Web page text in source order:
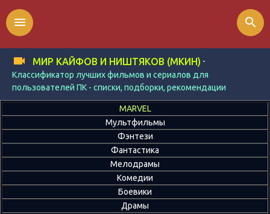
МИР КАЙФОВ И НИШТЯКОВ (МКИН) -
Классификатор лучших фильмов и сериалов для
пользователей ПК - списки, подборки, рекомендации
menu search
MARVEL
Мультфильмы
Фэнтези
Фантастика
Мелодрамы
Комедии
Боевики
Драмы